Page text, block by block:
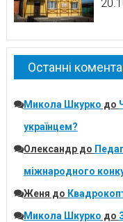
Останні
Микола Шкурко до
українцем?
Олександрдо
міжнародного
Женя до
Микола Шкурко до